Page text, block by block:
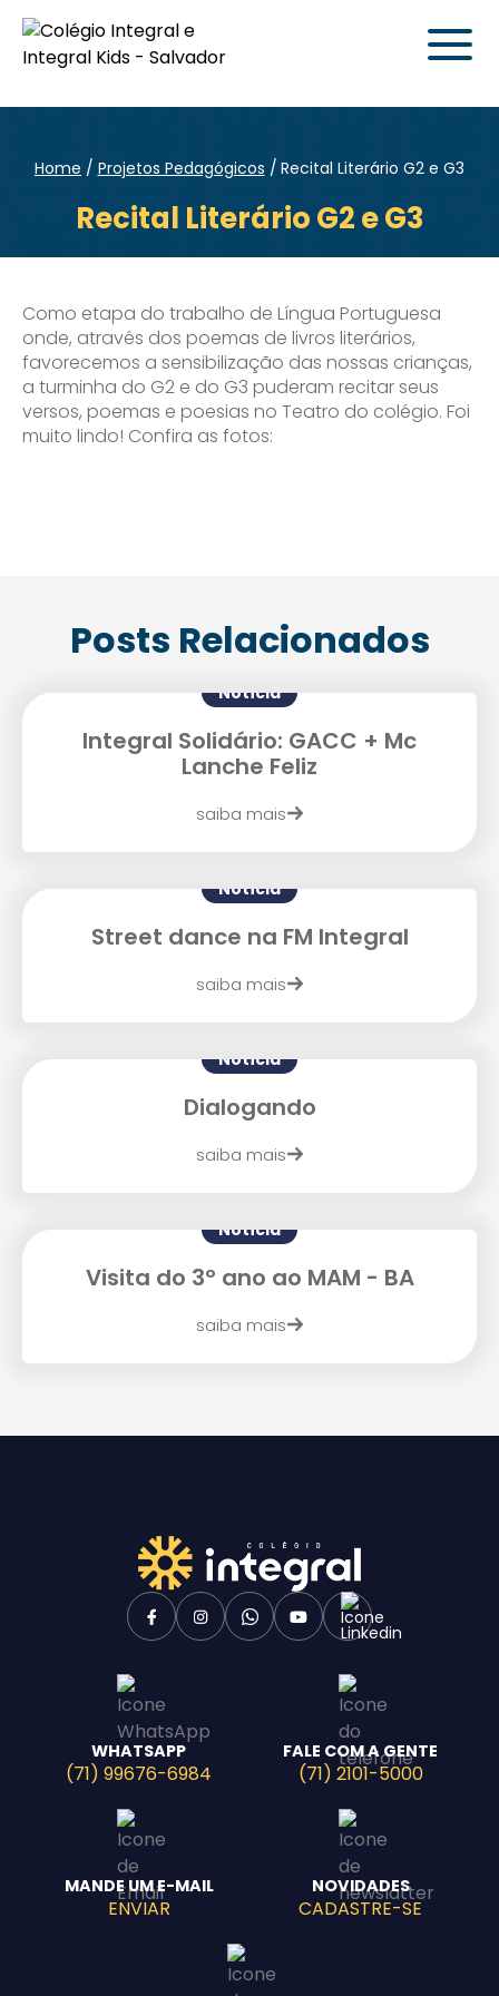
Home Projetos Pedagógicos Recital Literário G2 e G3
Recital Literário G2 e G3
Como etapa do trabalho de Língua Portuguesa
onde, através dos poemas de livros literários,
favorecemos a sensibilização das nossas crianças,
a turminha do G2 e do G3 puderam recitar seus
versos, poemas e poesias no Teatro do colégio. Foi
muito lindo! Confira as fotos:
Posts Relacionados
Notícia
Integral Solidário: GACC + Mc
Lanche Feliz
saiba mais
Notícia
Street dance na FM Integral
saiba mais
Notícia
Dialogando
saiba mais
Notícia
Visita do 3º ano ao MAM - BA
saiba mais
WHATSAPP
(71) 99676-6984
FALE COM A GENTE
(71) 2101-5000
MANDE UM E-MAIL
ENVIAR
NOVIDADES
CADASTRE-SE
Agende uma visita
Enviei um E-mail